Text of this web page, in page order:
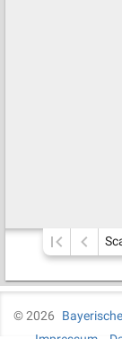
©2026